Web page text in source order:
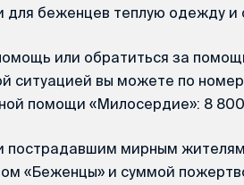
для беженцев теплую одежду и
или обратиться за
ситуацией вы можете по
помощи «Милосердие»: 8
пострадавшим мирным
«Беженцы» и суммой